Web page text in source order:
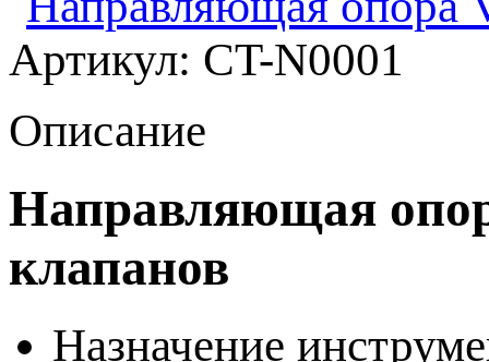
Артикул: CT-N0001
Описание
Направляющая
клапанов
Назначение